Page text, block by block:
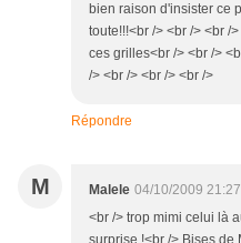
bien raison d'insister ce
toute!!!<br /> <br /> <br /
ces grilles<br /> <br />
/> <br /> <br /> <br />
Répondre
M Malele 04/10/2009 21:27
<br /> trop mimi celui là
surprise !<br /> Bises de